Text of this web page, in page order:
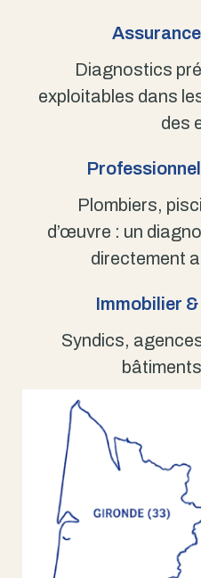
Diagnostics
exploitables dans
des
Plombiers,
d’œuvre : un
directement
Immobilier
Syndics,